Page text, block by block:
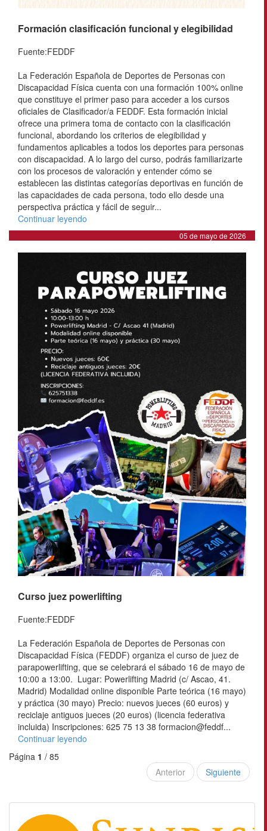
Formación clasificación funcional y elegibilidad
Fuente:FEDDF
La Federación Española de Deportes de Personas con
Discapacidad Física cuenta con una formación 100% online
que constituye el primer paso para acceder a los cursos
oficiales de Clasificador/a FEDDF. Esta formación inicial
ofrece una primera toma de contacto con la clasificación
funcional, abordando los criterios de elegibilidad y
fundamentos aplicables a todos los deportes para personas
con discapacidad. A lo largo del curso, podrás familiarizarte
con los procesos de valoración y entender cómo se
establecen las distintas categorías deportivas en función de
las capacidades de cada persona, todo ello desde una
perspectiva práctica y fácil de seguir...
Continuar leyendo
05 de mayo de 2026
Curso juez powerlifting
Fuente:FEDDF
La Federación Española de Deportes de Personas con
Discapacidad Física (FEDDF) organiza el curso de juez de
parapowerlifting, que se celebrará el sábado 16 de mayo de
10:00 a 13:00. Lugar: Powerlifting Madrid (c/ Ascao, 41.
Madrid) Modalidad online disponible Parte teórica (16 mayo)
y práctica (30 mayo) Precio: nuevos jueces (60 euros) y
reciclaje antiguos jueces (20 euros) (licencia federativa
incluida) Inscripciones: 625 75 13 38 formacion@feddf...
Continuar leyendo
Página 1 / 85
Anterior
Siguiente